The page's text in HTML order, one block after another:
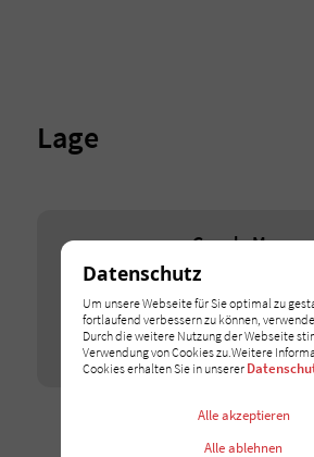
Lage
Google Maps
Wir binden Google-Maps-Karten auf
entsperren.
Ich stimme zu
Datenschutz
Um unsere Webseite für Sie optimal zu
fortlaufend verbessern zu können,
Durch die weitere Nutzung der Webseite
Verwendung von Cookies zu.Weitere
Cookies erhalten Sie in unserer
Alle ablehnen
Alle akzeptieren